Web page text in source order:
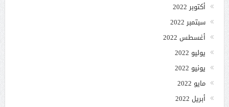
أكتوبر 2022
سبتمبر 2022
أغسطس 2022
يوليو 2022
يونيو 2022
مايو 2022
أبريل 2022